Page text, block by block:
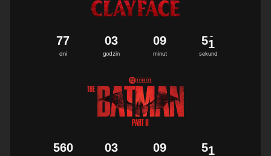
dni
77
godzin
03
minut
09
sekund
50
560 03 09 50